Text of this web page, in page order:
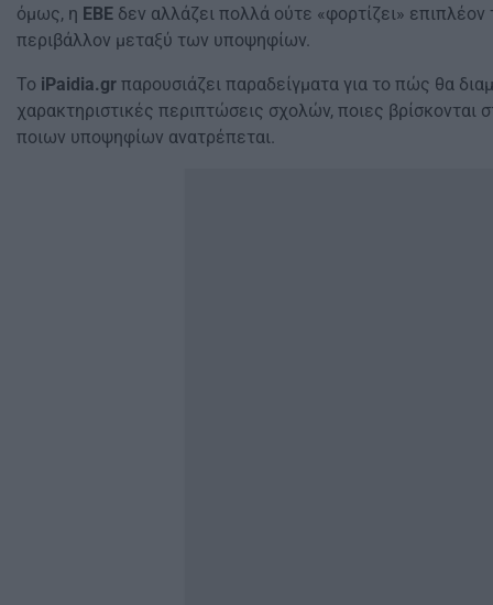
όμως, η ΕΒΕ δεν αλλάζει πολλά ούτε «φορτίζει» επιπλέον
περιβάλλον μεταξύ των υποψηφίων.
Το iPaidia.gr παρουσιάζει παραδείγματα για το πώς θα
χαρακτηριστικές περιπτώσεις σχολών, ποιες βρίσκονται
ποιων υποψηφίων ανατρέπεται.